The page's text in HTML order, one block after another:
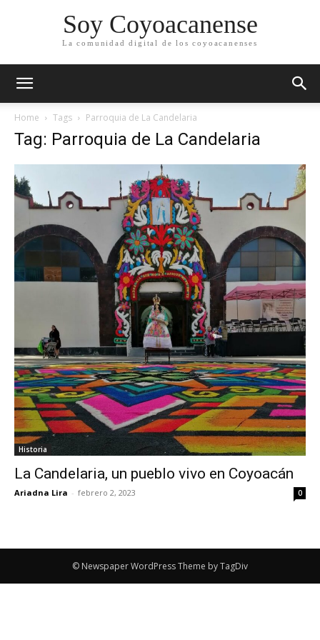
Soy Coyoacanense
La comunidad digital de los coyoacanenses
Home Tags Parroquia de La Candelaria
Tag: Parroquia de La Candelaria
Historia
La Candelaria, un pueblo vivo en Coyoacán
Ariadna Lira - febrero 2, 2023 0
© Newspaper WordPress Theme by TagDiv